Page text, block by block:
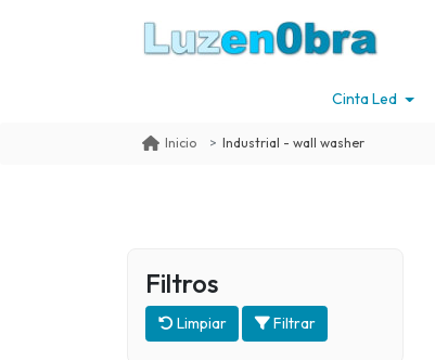
Cinta Led
Inicio Industrial - wall washer
Filtros
Limpiar Filtrar